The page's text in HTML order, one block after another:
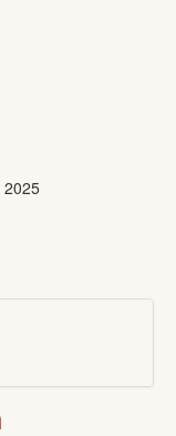
2025